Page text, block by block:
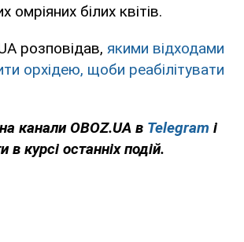
омріяних білих квітів.
розповідав, якими відходами
орхідею, щоби реабілітувати
канали OBOZ.UA в Telegram і
курсі останніх подій.